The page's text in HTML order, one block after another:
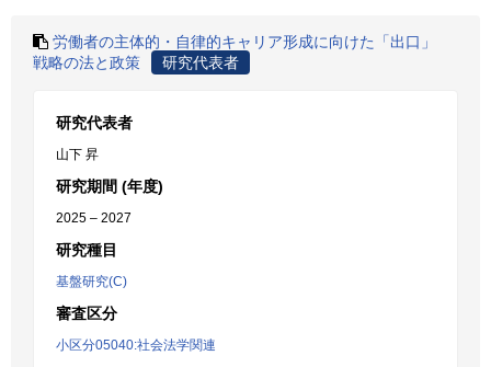
労働者の主体的・自律的キャリア形成に向けた「出口」
戦略の法と政策
研究代表者
研究代表者
山下 昇
研究期間 (年度)
2025 – 2027
研究種目
基盤研究(C)
審査区分
小区分05040:社会法学関連